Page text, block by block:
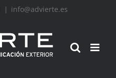
| info@advierte.es